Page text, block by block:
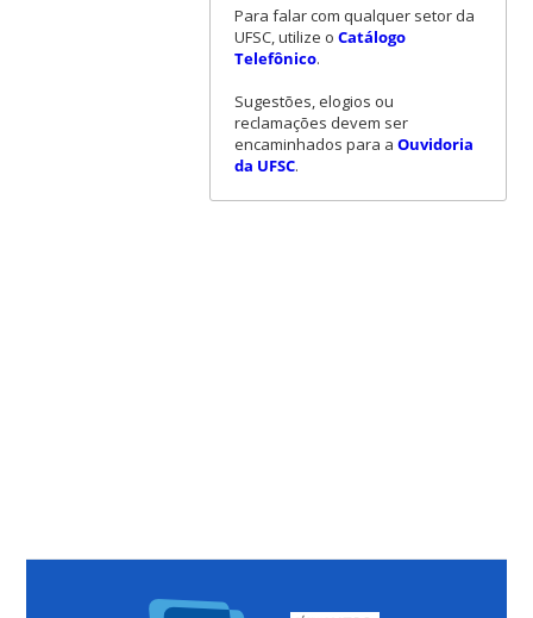
Para falar com qualquer setor da
UFSC, utilize o Catálogo
Telefônico.
Sugestões, elogios ou
reclamações devem ser
encaminhados para a Ouvidoria
da UFSC.